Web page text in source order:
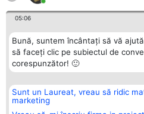
05:06
Bună, suntem încântați să vă
să faceți clic pe subiectul de
corespunzător! 🙂
Sunt un Laureat, vreau să ridic
marketing
Organizator Ranking
BRIGHT SOLUTIONS BR SRL
Aleea Timisul De Sus 2 Bl. A30
Lista